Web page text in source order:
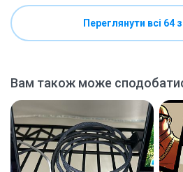
Переглянути всі 64
Вам також може